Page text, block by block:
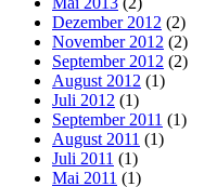
Dezember 2012 (2)
November 2012 (2)
September 2012 (2)
August 2012 (1)
Juli 2012 (1)
September 2011 (1)
August 2011 (1)
Juli 2011 (1)
Mai 2011 (1)